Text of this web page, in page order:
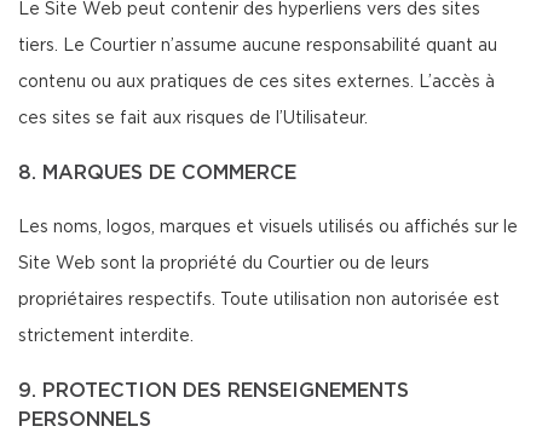
Le Site Web peut contenir des hyperliens vers des sites
tiers. Le Courtier n’assume aucune responsabilité quant au
contenu ou aux pratiques de ces sites externes. L’accès à
ces sites se fait aux risques de l’Utilisateur.
8. MARQUES DE COMMERCE
Les noms, logos, marques et visuels utilisés ou affichés sur le
Site Web sont la propriété du Courtier ou de leurs
propriétaires respectifs. Toute utilisation non autorisée est
strictement interdite.
9. PROTECTION DES RENSEIGNEMENTS
PERSONNELS